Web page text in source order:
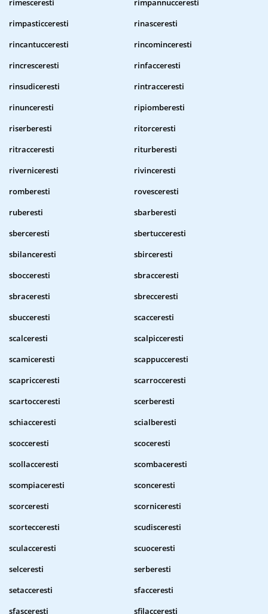
rimesceresti
rimpannucceresti
rimpasticceresti
rinasceresti
rincantucceresti
rincominceresti
rincresceresti
rinfacceresti
rinsudiceresti
rintracceresti
rinunceresti
ripiomberesti
riserberesti
ritorceresti
ritracceresti
riturberesti
riverniceresti
rivinceresti
romberesti
rovesceresti
ruberesti
sbarberesti
sberceresti
sbertucceresti
sbilanceresti
sbirceresti
sbocceresti
sbracceresti
sbraceresti
sbrecceresti
sbucceresti
scacceresti
scalceresti
scalpicceresti
scamiceresti
scappucceresti
scapricceresti
scarrocceresti
scartocceresti
scerberesti
schiacceresti
scialberesti
scocceresti
scoceresti
scollacceresti
scombaceresti
scompiaceresti
sconceresti
scorceresti
scorniceresti
scortecceresti
scudisceresti
sculacceresti
scuoceresti
selceresti
serberesti
setacceresti
sfacceresti
sfasceresti
sfilacceresti